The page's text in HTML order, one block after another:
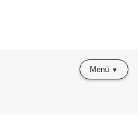
Menü